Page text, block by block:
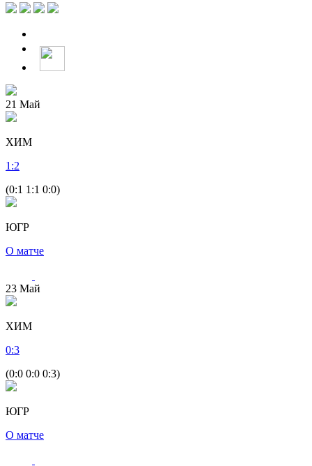
21 Май
ХИМ
1 :2
(0:1 1:1 0:0)
ЮГР
О матче
23 Май
ХИМ
0:3
(0:0 0:0 0:3)
ЮГР
О матче